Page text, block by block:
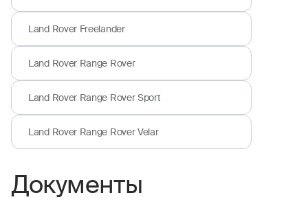
Land Rover Freelander
Land Rover Range Rover
Land Rover Range Rover Sport
Land Rover Range Rover Velar
Документы